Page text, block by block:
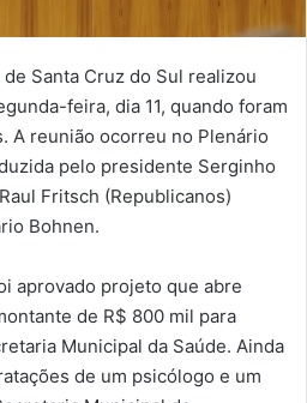
Santa Cruz do Sul realizou
feira, dia 11, quando foram
A reunião ocorreu no Plenário
pelo presidente Serginho
Fritsch (Republicanos)
Bohnen.
aprovado projeto que abre
de R$ 800 mil para
Municipal da Saúde. Ainda
de um psicólogo e um